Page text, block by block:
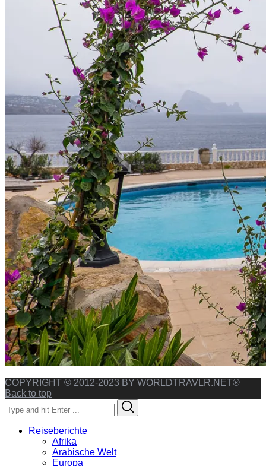
COPYRIGHT © 2012-2023 BY WORLDTRAVLR.NET®
Back to top
Search
for:
Reiseberichte
Afrika
Arabische Welt
Europa